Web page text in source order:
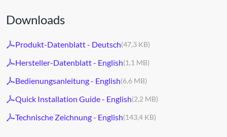
Downloads
Produkt-Datenblatt - Deutsch(47,3 KB)
Hersteller-Datenblatt - English(1,1 MB)
Bedienungsanleitung - English(6,6 MB)
Quick Installation Guide - English(2,2 MB)
Technische Zeichnung - English(143,4 KB)